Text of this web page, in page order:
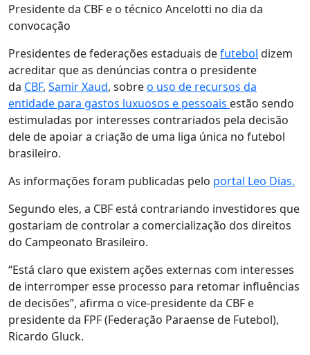
Presidente da CBF e o técnico Ancelotti no dia da
convocação
Presidentes de federações estaduais defutebol dizem
acreditar que as denúncias contra o presidente
da CBF, Samir Xaud, sobreo uso de recursos da
entidade para gastos luxuosos e pessoais estão sendo
estimuladas por interesses contrariados pela decisão
dele de apoiar a criação de uma liga única no futebol
brasileiro.
As informações foram publicadas pelo portal Leo Dias.
Segundo eles, a CBF está contrariando investidores que
gostariam de controlar a comercialização dos direitos
do Campeonato Brasileiro.
“Está claro que existem ações externas com interesses
de interromper esse processo para retomar influências
de decisões”, afirma o vice-presidente da CBF e
presidente da FPF (Federação Paraense de Futebol),
Ricardo Gluck.